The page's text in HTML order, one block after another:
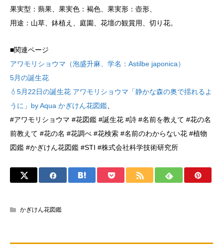
果実型：蒴果、果実色：褐色、果実形：壺形、
用途：山草、鉢植え、庭園、花壇の観賞用、切り花。
■関連ページ
アワモリショウマ（泡盛升麻、学名：Astilbe japonica）
5月の誕生花
💧5月22日の誕生花 アワモリショウマ「静かな森の奥で揺れるよ
うに」by Aqua かぎけん花図鑑
#アワモリショウマ #花図鑑 #誕生花 #詩 #名前を教えて #花の名
前教えて #花の名 #花調べ #花検索 #名前のわからない花 #植物
図鑑 #かぎけん花図鑑 #STI #株式会社科学技術研究所
かぎけん花図鑑